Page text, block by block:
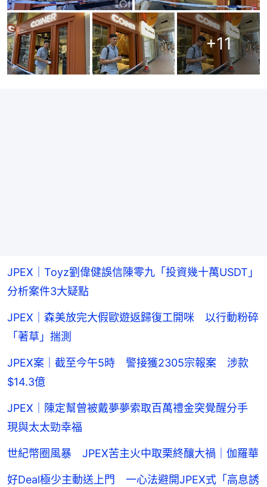
+11
JPEX｜Toyz劉偉健誤信陳零九「投資幾十萬USDT」
分析案件3大疑點
JPEX｜森美放完大假歐遊返歸復工開咪 以行動粉碎
「著草」揣測
JPEX案｜截至今午5時 警接獲2305宗報案 涉款
$14.3億
JPEX｜陳定幫曾被戴夢夢索取百萬禮金突覺醒分手
現與太太勁幸福
世紀幣圈風暴 JPEX苦主火中取栗終釀大禍｜伽羅華
好Deal極少主動送上門 一心法避開JPEX式「高息誘